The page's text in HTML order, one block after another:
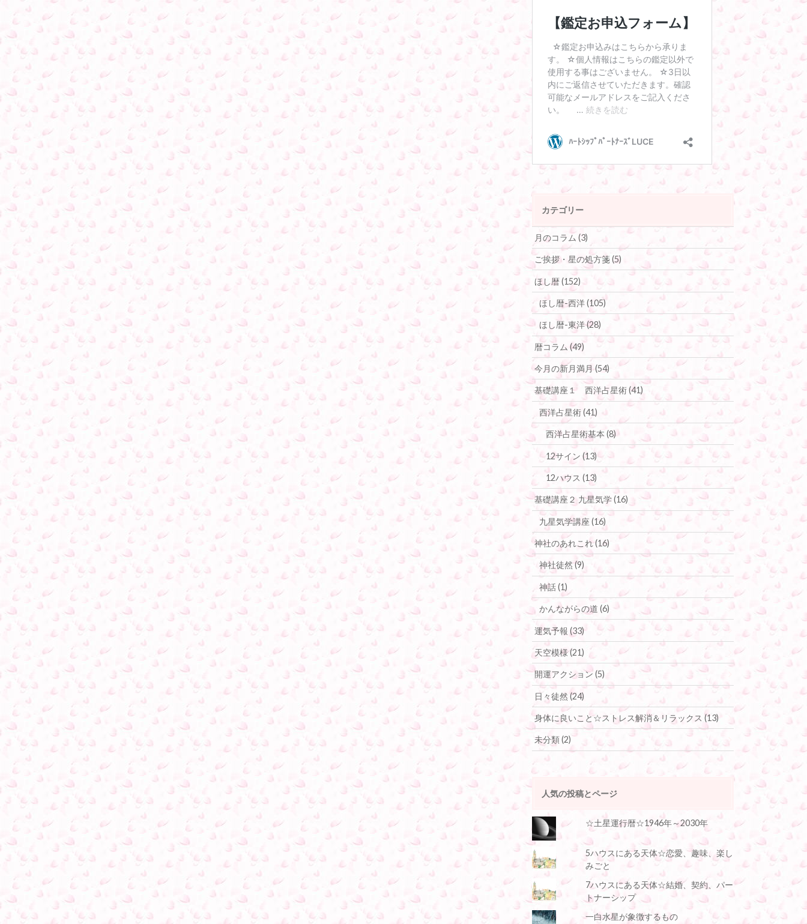
カテゴリー
月のコラム(3)
ご挨拶・星の処方箋(5)
ほし暦(152)
ほし暦-西洋(105)
ほし暦-東洋(28)
暦コラム(49)
今月の新月満月(54)
基礎講座１ 西洋占星術(41)
西洋占星術(41)
西洋占星術基本(8)
12サイン(13)
12ハウス(13)
基礎講座２ 九星気学(16)
九星気学講座 (16)
神社のあれこれ(16)
神社徒然(9)
神話(1)
かんながらの道 (6)
運気予報(33)
天空模様(21)
開運アクション(5)
日々徒然(24)
身体に良いこと☆ストレス解消＆リラックス(13)
未分類(2)
人気の投稿とページ
☆土星運行暦☆1946年～2030年
5ハウスにある天体☆恋愛、趣味、楽し
みごと
7ハウスにある天体☆結婚、契約、パー
トナーシップ
一白水星が象徴するもの